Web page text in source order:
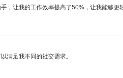
，让我的工作效率提高了50%，让我能够更
满足我不同的社交需求。